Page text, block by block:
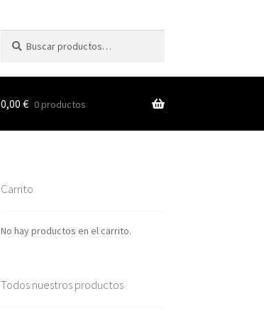
por:
0,00 € 0 productos
Carrito
No hay productos en el carrito.
Todos nuestros productos